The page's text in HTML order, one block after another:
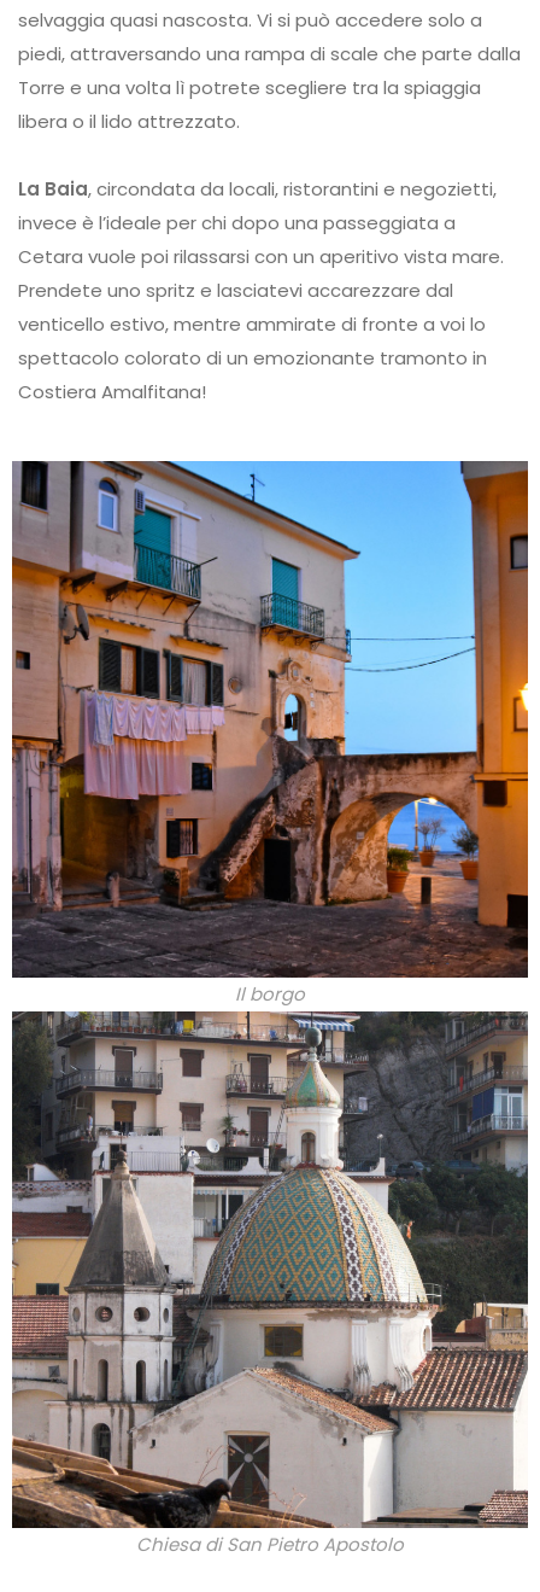
selvaggia quasi nascosta. Vi si può accedere solo a
piedi, attraversando una rampa di scale che parte dalla
Torre e una volta lì potrete scegliere tra la spiaggia
libera o il lido attrezzato.
La Baia, circondata da locali, ristorantini e negozietti,
invece è l’ideale per chi dopo una passeggiata a
Cetara vuole poi rilassarsi con un aperitivo vista mare.
Prendete uno spritz e lasciatevi accarezzare dal
venticello estivo, mentre ammirate di fronte a voi lo
spettacolo colorato di un emozionante tramonto in
Costiera Amalfitana!
Il borgo
Chiesa di San Pietro Apostolo